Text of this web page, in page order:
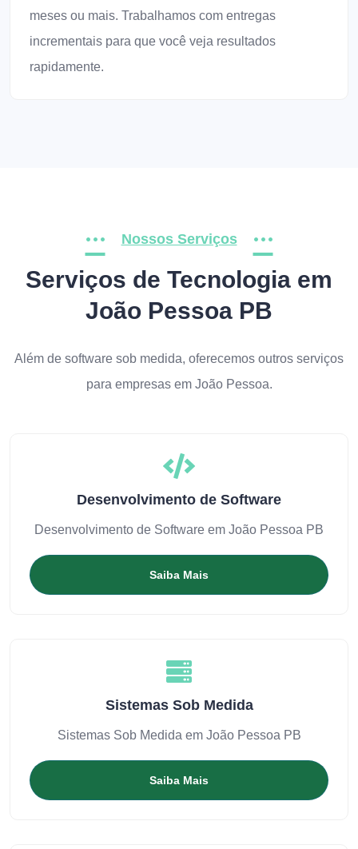
meses ou mais. Trabalhamos com entregas
incrementais para que você veja resultados
rapidamente.
Nossos Serviços
Serviços de Tecnologia em
João Pessoa PB
Além de software sob medida, oferecemos outros serviços
para empresas em João Pessoa.
Desenvolvimento de Software
Desenvolvimento de Software em João Pessoa PB
Saiba Mais
Sistemas Sob Medida
Sistemas Sob Medida em João Pessoa PB
Saiba Mais